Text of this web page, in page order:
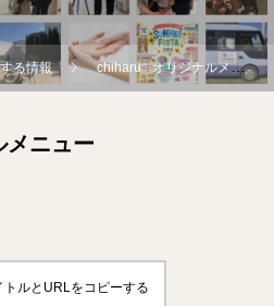
る情報 chiharu✨オリジナルメニュー
メニュー
トルとURLをコピーする